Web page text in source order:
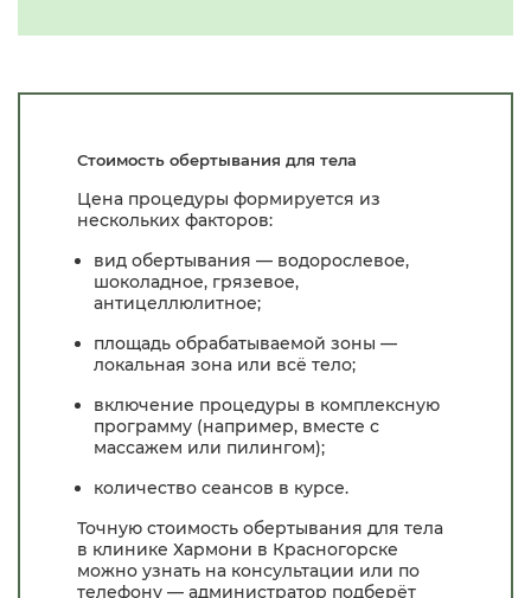
Стоимость обертывания для тела
Цена процедуры формируется из
нескольких факторов:
вид обертывания — водорослевое,
шоколадное, грязевое,
антицеллюлитное;
площадь обрабатываемой зоны —
локальная зона или всё тело;
включение процедуры в комплексную
программу (например, вместе с
массажем или пилингом);
количество сеансов в курсе.
Точную стоимость обертывания для тела
в клинике Хармони в Красногорске
можно узнать на консультации или по
телефону — администратор подберёт